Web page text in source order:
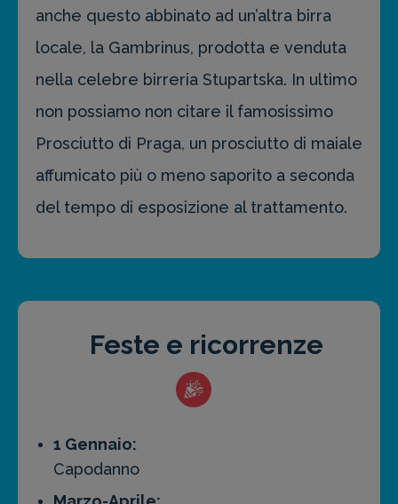
anche questo abbinato ad un’altra birra
locale, la Gambrinus, prodotta e venduta
nella celebre birreria Stupartska. In ultimo
non possiamo non citare il famosissimo
Prosciutto di Praga, un prosciutto di maiale
affumicato più o meno saporito a seconda
del tempo di esposizione al trattamento.
Feste e ricorrenze
1 Gennaio:
Capodanno